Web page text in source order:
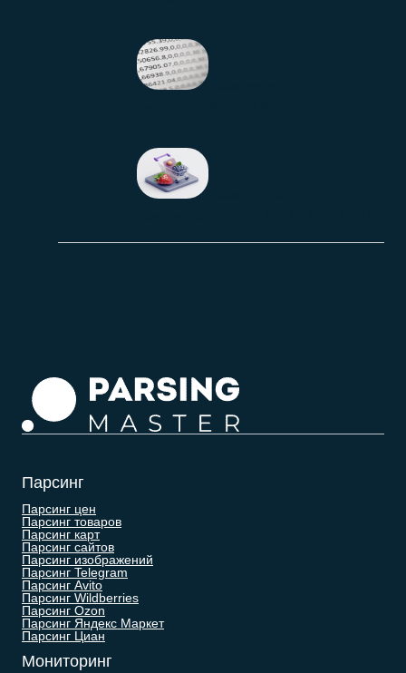
Парсинг
Парсинг цен
Парсинг товаров
Парсинг карт
Парсинг сайтов
Парсинг изображений
Парсинг Telegram
Парсинг Avito
Парсинг Wildberries
Парсинг Ozon
Парсинг Яндекс Маркет
Парсинг Циан
Мониторинг